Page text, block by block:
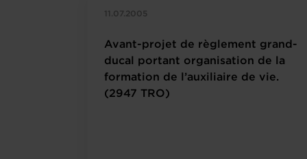
11.07.2005
Avant-projet de règlement grand-
ducal portant organisation de la
formation de l’auxiliaire de vie.
(2947 TRO)